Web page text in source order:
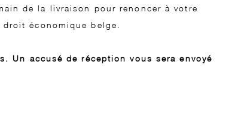
de la livraison pour renoncer à votre
économique belge.
Un accusé de réception vous sera envoyé